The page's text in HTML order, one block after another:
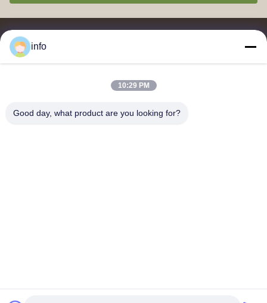
분말, 멜라민 식기류, 멜라민 식기류, 멜라민 플레이트, 멜라민 주방
info
10:29 PM
Good day, what product are you looking for?